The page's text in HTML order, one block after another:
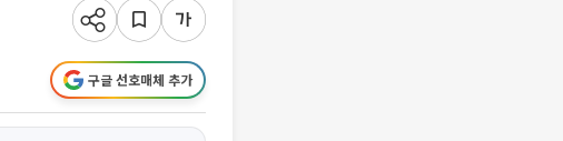
구글 선호매체 추가